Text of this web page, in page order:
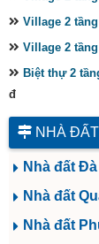
Village 2
Village 2
Biệt thự 2
đ
NHÀ
Nhà đất
Nhà đất
Nhà đất